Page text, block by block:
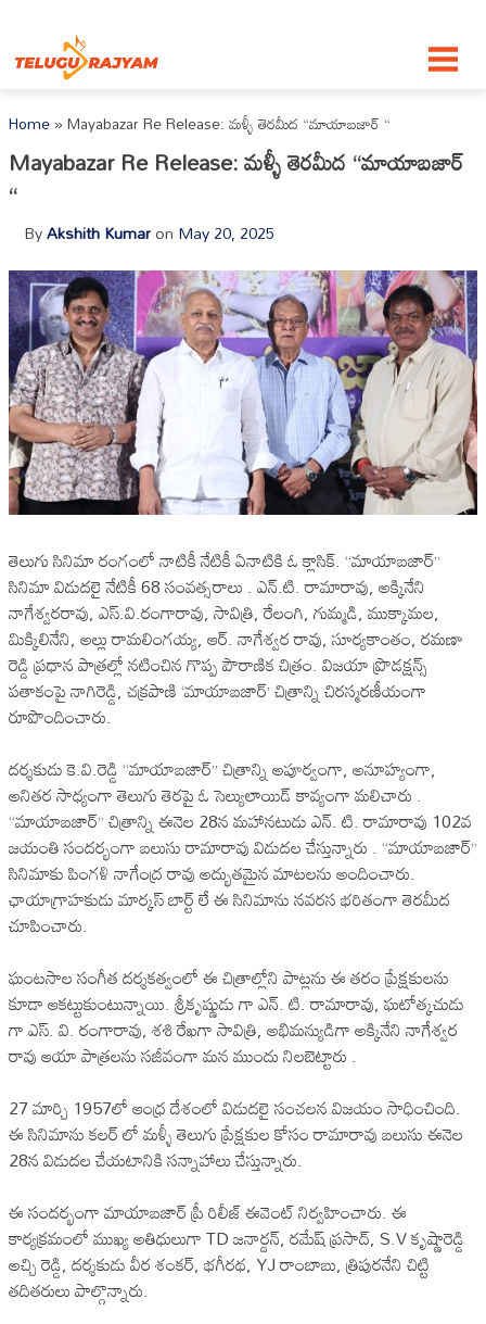
Home»Mayabazar Re Release: మళ్ళీ తెరమీద “మాయాబజార్ “
Mayabazar Re Release: మళ్ళీ తెరమీద “మాయాబజార్
“
ByAkshith Kumaron May 20, 2025
తెలుగు సినిమా రంగంలో నాటికీ నేటికీ ఏనాటికి ఓ క్లాసిక్. “మాయాబజార్”
సినిమా విడుదలై నేటికీ 68 సంవత్సరాలు . ఎన్.టి. రామారావు, అక్కినేని
నాగేశ్వరరావు, ఎస్.వి.రంగారావు, సావిత్రి, రేలంగి, గుమ్మడి, ముక్కామల,
మిక్కిలినేని, అల్లు రామలింగయ్య, ఆర్. నాగేశ్వర రావు, సూర్యకాంతం, రమణా
రెడ్డి ప్రధాన పాత్రల్లో నటించిన గొప్ప పౌరాణిక చిత్రం. విజయా ప్రొడక్షన్స్
పతాకంపై నాగిరెడ్డి, చక్రపాణి ‘మాయాబజార్’ చిత్రాన్ని చిరస్మరణీయంగా
రూపొందించారు.
దర్శకుడు కె.వి.రెడ్డి “మాయాబజార్” చిత్రాన్ని అపూర్వంగా, అనూహ్యంగా,
అనితర సాధ్యంగా తెలుగు తెరపై ఓ సెల్యులాయిడ్ కావ్యంగా మలిచారు .
“మాయాబజార్” చిత్రాన్ని ఈనెల 28న మహానటుడు ఎన్. టి. రామారావు 102వ
జయంతి సందర్భంగా బలుసు రామారావు విడుదల చేస్తున్నారు . “మాయాబజార్”
సినిమాకు పింగళి నాగేంద్ర రావు అద్భుతమైన మాటలను అందించారు.
ఛాయాగ్రాహకుడు మార్కస్ బార్ట్ లే ఈ సినిమాను నవరస భరితంగా తెరమీద
చూపించారు.
ఘంటసాల సంగీత దర్శకత్వంలో ఈ చిత్రాల్లోని పాట్లను ఈ తరం ప్రేక్షకులను
కూడా ఆకట్టుకుంటున్నాయి. శ్రీకృష్ణుడు గా ఎన్. టి. రామారావు, ఘటోత్కచుడు
గా ఎస్. వి. రంగారావు, శశి రేఖగా సావిత్రి, అభిమన్యుడిగా అక్కినేని నాగేశ్వర
రావు ఆయా పాత్రలను సజీవంగా మన ముందు నిలబెట్టారు .
27 మార్చి 1957లో ఆంధ్ర దేశంలో విడుదలై సంచలన విజయం సాధించింది.
ఈ సినిమాను కలర్ లో మళ్ళీ తెలుగు ప్రేక్షకుల కోసం రామారావు బలుసు ఈనెల
28న విడుదల చేయటానికి సన్నాహాలు చేస్తున్నారు.
ఈ సందర్భంగా మాయాబజార్ ప్రీ రిలీజ్ ఈవెంట్ నిర్వహించారు. ఈ
కార్యక్రమంలో ముఖ్య అతిధులుగా TD జనార్దన్, రమేష్ ప్రసాద్, S.V కృష్ణారెడ్డి
అచ్చి రెడ్డి, దర్శకుడు వీర శంకర్, భగీరథ, YJ రాంబాబు, త్రిపురనేని చిట్టి
తదితరులు పాల్గొన్నారు.